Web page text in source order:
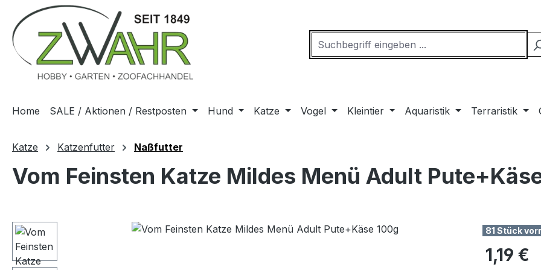
Hauptinhalt springen
Zur Suche springen
Zur Hauptnavigation springen
Home SALE / Aktionen / Restposten Hund Katze Vogel Kleintier Aquaristik Terraristik
Katze Katzenfutter Naßfutter
Vom Feinsten Katze Mildes Menü Adult
Bildergalerie überspringen 81 Stück
Regulärer
1,19 €